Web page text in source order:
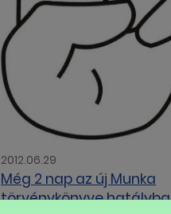
2012.06.29
Még 2 nap az új Munka
törvénykönyve hatályba